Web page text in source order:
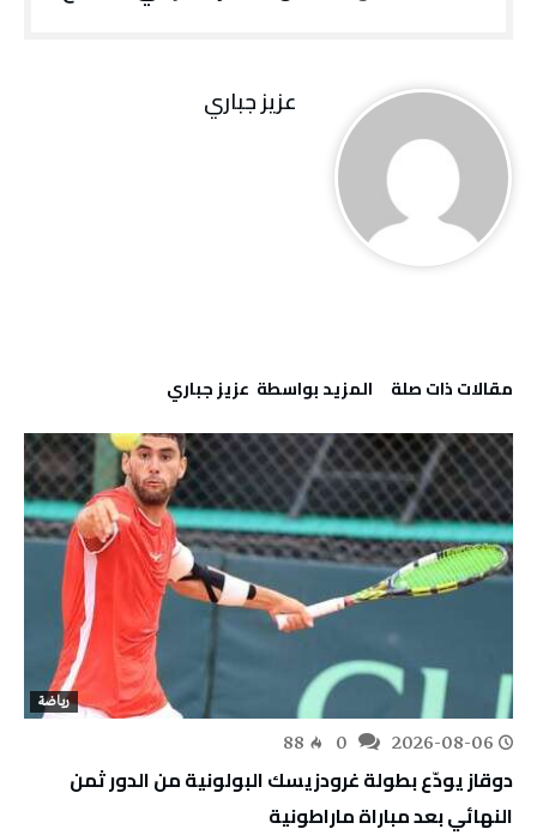
عزيز جباري
‫مقالات ذات صلة‬ ‫‫المزيد بواسطة‬ ‬ عزيز جباري
رياضة
2026-08-06
88
دوقاز يودّع بطولة غرودزيسك البولونية من الدور ثمن
النهائي بعد مباراة ماراطونية